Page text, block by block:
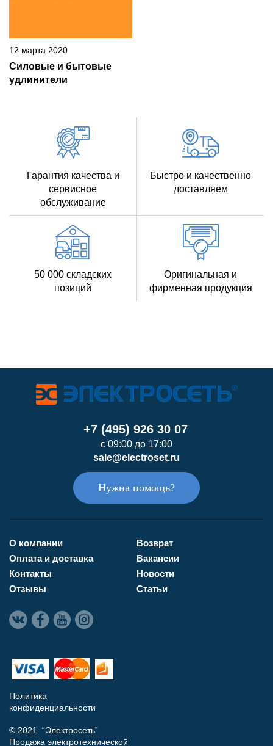
12 марта 2020
Силовые и бытовые
удлинители
Гарантия качества и
сервисное
обслуживание
Быстро и качественно
доставляем
50 000 складских
позиций
Оригинальная и
фирменная продукция
+7 (495) 926 30 07
с 09:00 до 17:00
sale@electroset.ru
Нужна помощь?
О компании
Оплата и доставка
Контакты
Отзывы
Возврат
Вакансии
Новости
Статьи
Политика
конфиденциальности
© 2021 “Электросеть”
Продажа электротехнической